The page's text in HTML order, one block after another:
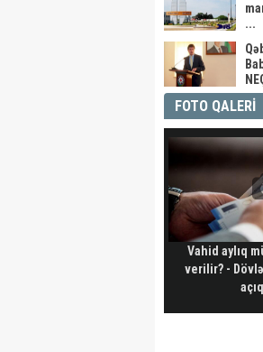
...
FOTO QALERİ
Vahid aylıq
verilir? -